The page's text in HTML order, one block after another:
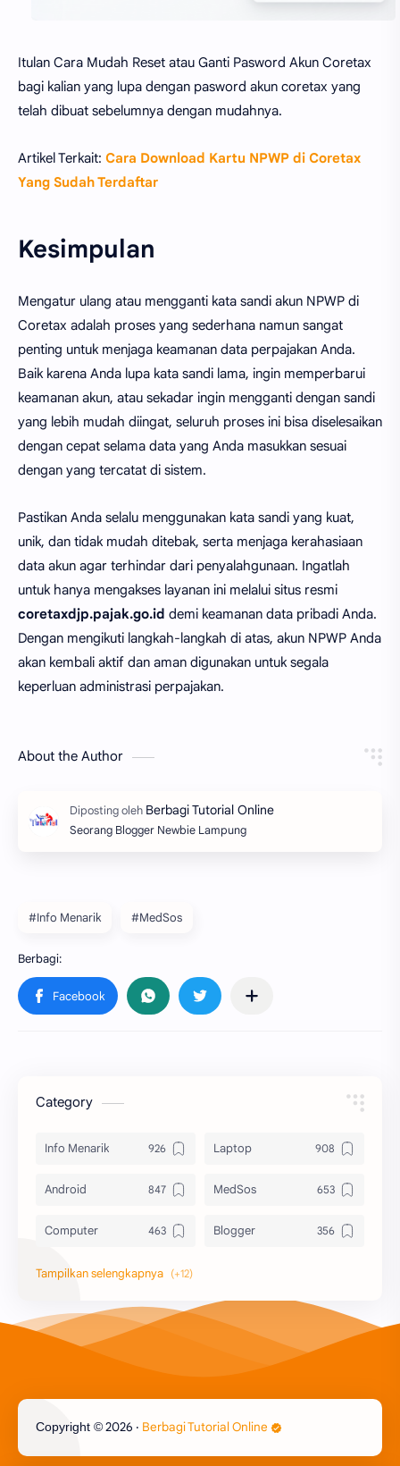
Itulan Cara Mudah Reset atau Ganti Pasword Akun Coretax
bagi kalian yang lupa dengan pasword akun coretax yang
telah dibuat sebelumnya dengan mudahnya.
Artikel Terkait: Cara Download Kartu NPWP di Coretax
Yang Sudah Terdaftar
Kesimpulan
Mengatur ulang atau mengganti kata sandi akun NPWP di
Coretax adalah proses yang sederhana namun sangat
penting untuk menjaga keamanan data perpajakan Anda.
Baik karena Anda lupa kata sandi lama, ingin memperbarui
keamanan akun, atau sekadar ingin mengganti dengan sandi
yang lebih mudah diingat, seluruh proses ini bisa diselesaikan
dengan cepat selama data yang Anda masukkan sesuai
dengan yang tercatat di sistem.
Pastikan Anda selalu menggunakan kata sandi yang kuat,
unik, dan tidak mudah ditebak, serta menjaga kerahasiaan
data akun agar terhindar dari penyalahgunaan. Ingatlah
untuk hanya mengakses layanan ini melalui situs resmi
coretaxdjp.pajak.go.id demi keamanan data pribadi Anda.
Dengan mengikuti langkah-langkah di atas, akun NPWP Anda
akan kembali aktif dan aman digunakan untuk segala
keperluan administrasi perpajakan.
About the Author
Seorang Blogger Newbie Lampung
#Info Menarik #MedSos
Category
Info Menarik Laptop
Android MedSos
Computer Blogger
Komputer
Printer
Berbagi Template
CoralDraw Windows OS
Copyright © 2026 ‧ Berbagi Tutorial Online